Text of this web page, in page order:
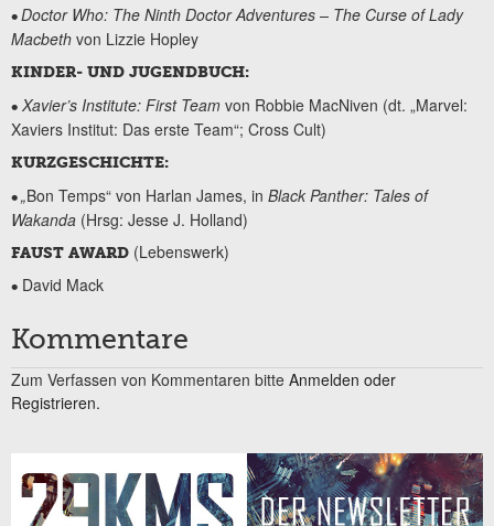
•Doctor Who: The Ninth Doctor Adventures – The Curse of Lady
Macbeth von Lizzie Hopley
KINDER- UND JUGENDBUCH:
• Xavier’s Institute: First Team von Robbie MacNiven (dt. „Marvel:
Xaviers Institut: Das erste Team“; Cross Cult)
KURZGESCHICHTE:
•„Bon Temps“ von Harlan James, in Black Panther: Tales of
Wakanda (Hrsg: Jesse J. Holland)
FAUST AWARD (Lebenswerk)
• David Mack
Kommentare
Zum Verfassen von Kommentaren bitte Anmelden oder
Registrieren.